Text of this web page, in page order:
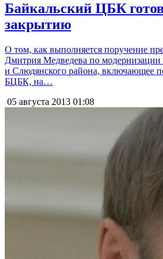
Байкальский ЦБК
закрытию
О том, как выполняется поручение
Дмитрия Медведева по модернизации
и Слюдянского района, включающее
БЦБК, на…
05 августа 2013 01:08